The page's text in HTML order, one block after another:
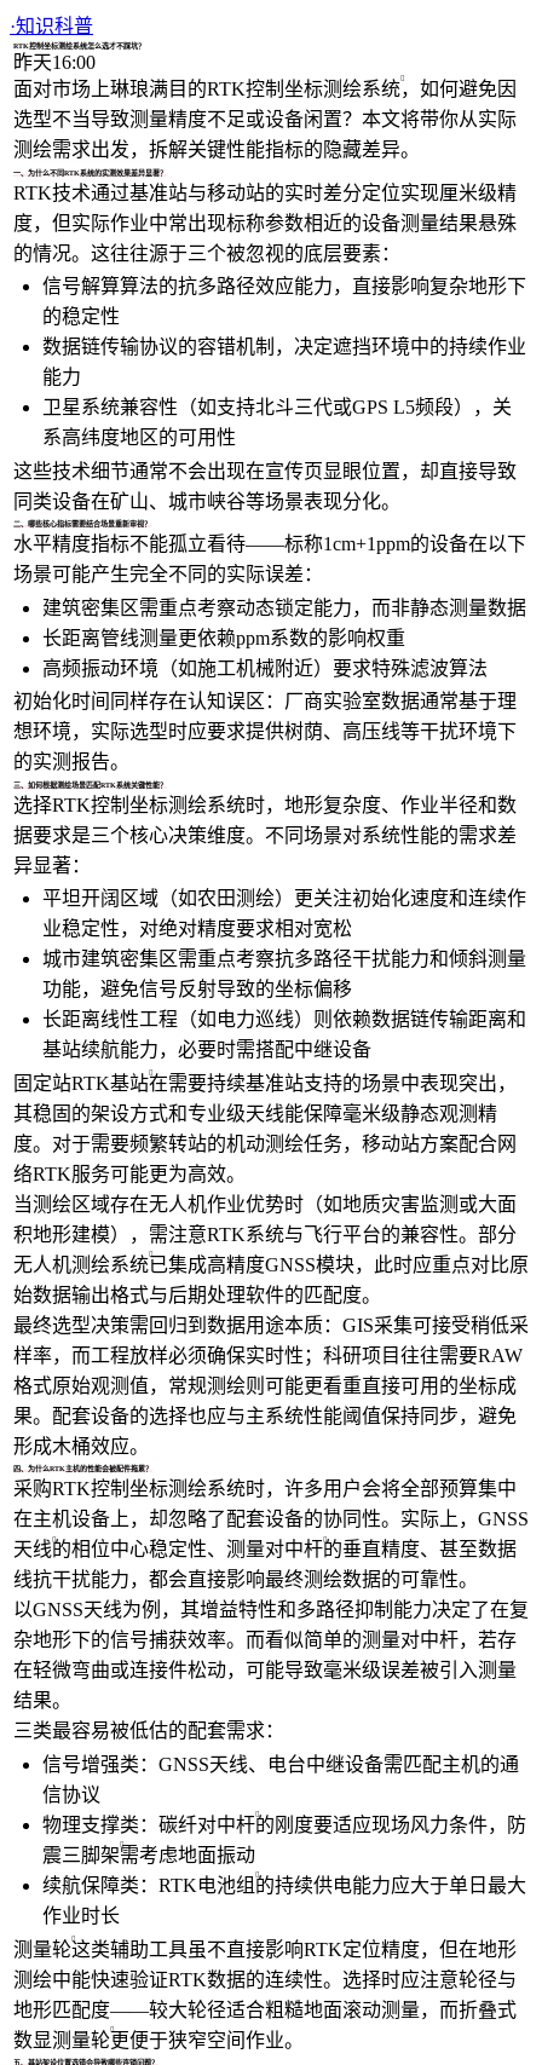
·知识科普
RTK控制坐标测绘系统怎么选才不踩坑？
昨天16:00
面对市场上琳琅满目的RTK控制坐标测绘系统，如何避免因
选型不当导致测量精度不足或设备闲置？本文将带你从实际
测绘需求出发，拆解关键性能指标的隐藏差异。
一、为什么不同RTK系统的实测效果差异显著？
RTK技术通过基准站与移动站的实时差分定位实现厘米级精
度，但实际作业中常出现标称参数相近的设备测量结果悬殊
的情况。这往往源于三个被忽视的底层要素：
信号解算算法的抗多路径效应能力，直接影响复杂地形下
的稳定性
数据链传输协议的容错机制，决定遮挡环境中的持续作业
能力
卫星系统兼容性（如支持北斗三代或GPS L5频段），关
系高纬度地区的可用性
这些技术细节通常不会出现在宣传页显眼位置，却直接导致
同类设备在矿山、城市峡谷等场景表现分化。
二、哪些核心指标需要结合场景重新审视？
水平精度指标不能孤立看待——标称1cm+1ppm的设备在以下
场景可能产生完全不同的实际误差：
建筑密集区需重点考察动态锁定能力，而非静态测量数据
长距离管线测量更依赖ppm系数的影响权重
高频振动环境（如施工机械附近）要求特殊滤波算法
初始化时间同样存在认知误区：厂商实验室数据通常基于理
想环境，实际选型时应要求提供树荫、高压线等干扰环境下
的实测报告。
三、如何根据测绘场景匹配RTK系统关键性能？
选择RTK控制坐标测绘系统时，地形复杂度、作业半径和数
据要求是三个核心决策维度。不同场景对系统性能的需求差
异显著：
平坦开阔区域（如农田测绘）更关注初始化速度和连续作
业稳定性，对绝对精度要求相对宽松
城市建筑密集区需重点考察抗多路径干扰能力和倾斜测量
功能，避免信号反射导致的坐标偏移
长距离线性工程（如电力巡线）则依赖数据链传输距离和
基站续航能力，必要时需搭配中继设备
固定站RTK基站在需要持续基准站支持的场景中表现突出，
其稳固的架设方式和专业级天线能保障毫米级静态观测精
度。对于需要频繁转站的机动测绘任务，移动站方案配合网
络RTK服务可能更为高效。
当测绘区域存在无人机作业优势时（如地质灾害监测或大面
积地形建模），需注意RTK系统与飞行平台的兼容性。部分
无人机测绘系统已集成高精度GNSS模块，此时应重点对比原
始数据输出格式与后期处理软件的匹配度。
最终选型决策需回归到数据用途本质：GIS采集可接受稍低采
样率，而工程放样必须确保实时性；科研项目往往需要RAW
格式原始观测值，常规测绘则可能更看重直接可用的坐标成
果。配套设备的选择也应与主系统性能阈值保持同步，避免
形成木桶效应。
四、为什么RTK主机的性能会被配件拖累？
采购RTK控制坐标测绘系统时，许多用户会将全部预算集中
在主机设备上，却忽略了配套设备的协同性。实际上， GNSS
天线的相位中心稳定性、 测量对中杆的垂直精度、甚至数据
线抗干扰能力，都会直接影响最终测绘数据的可靠性。
以GNSS天线为例，其增益特性和多路径抑制能力决定了在复
杂地形下的信号捕获效率。而看似简单的测量对中杆，若存
在轻微弯曲或连接件松动，可能导致毫米级误差被引入测量
结果。
三类最容易被低估的配套需求：
信号增强类：GNSS天线、电台中继设备需匹配主机的通
信协议
物理支撑类： 碳纤对中杆的刚度要适应现场风力条件，
防
震三脚架需考虑地面振动
续航保障类： RTK电池组 的持续供电能力应大于单日最大
作业时长
测量轮这类辅助工具虽不直接影响RTK定位精度，但在地形
测绘中能快速验证RTK数据的连续性。选择时应注意轮径与
地形匹配度——较大轮径适合粗糙地面滚动测量，而折叠式
数显测量轮更便于狭窄空间作业。
五、基站架设位置选错会导致哪些连锁问题？